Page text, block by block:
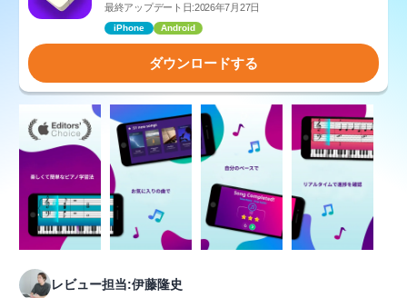
最終アップデート日:2026年7月27日
iPhone Android
ダウンロードする
レビュー担当:伊藤隆史